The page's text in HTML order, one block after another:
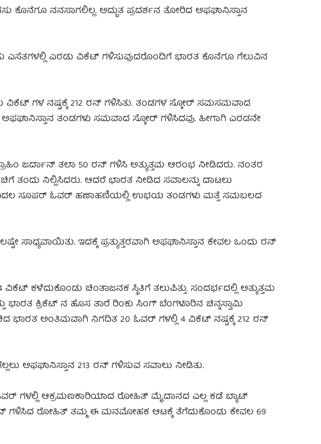
ಕೊನೆಗೂ ನನಸಾಗಲಿಲ್ಲ. ಅದ್ಭುತ ಪ್ರದರ್ಶನ ತೋರಿದ ಅಫಘಾನಿಸ್ತಾನ
ಎರಡು ವಿಕೆಟ್ ಗಳಿಸುವುದರೊಂದಿಗೆ ಭಾರತ ಕೊನೆಗೂ ಗೆಲುವಿನ
ವಿಕೆಟ್ ಗಳ ನಷ್ಟಕ್ಕೆ 212 ರನ್ ಗಳಿಸಿತು. ತಂಡಗಳ ಸ್ಕೋರ್ ಸಮಸಮವಾದ
ತಂಡಗಳು ಸಮವಾದ ಸ್ಕೋರ್ ಗಳಿಸಿದವು. ಹೀಗಾಗಿ ಎರಡನೇ
ಜರ್ದಾನ್ ತಲಾ 50 ರನ್ ಗಳಿಸಿ ಅತ್ಯುತ್ತಮ ಆರಂಭ ನೀಡಿದರು. ನಂತರ
ತಂದು ನಿಲ್ಲಿಸಿದರು. ಆದರೆ ಭಾರತ ನೀಡಿದ ಸವಾಲನ್ನು ದಾಟಲು
ಸೂಪರ್ ಓವರ್ ಹಣಾಹಣಿಯಲ್ಲಿ ಉಭಯ ತಂಡಗಳು ಮತ್ತೆ ಸಮಬಲದ
ಇದಕ್ಕೆ ಪ್ರತ್ಯುತ್ತರವಾಗಿ ಅಫಘಾನಿಸ್ತಾನ ಕೇವಲ ಒಂದು ರನ್
ಕಳೆದುಕೊಂಡು ಚಿಂತಾಜನಕ ಸ್ಥಿತಿಗೆ ತಲುಪಿತ್ತು.‌ ಸಂದರ್ಭದಲ್ಲಿ ಅತ್ಯುತ್ತಮ
ಕ್ರಿಕೆಟ್ ನ ಹೊಸ ತಾರೆ ರಿಂಕು ಸಿಂಗ್ ಬೆಂಗಳೂರಿನ ಚಿನ್ನಸ್ವಾಮಿ
ಭಾರತ ಅಂತಿಮವಾಗಿ ನಿಗದಿತ 20 ಓವರ್ ಗಳಲ್ಲಿ 4 ವಿಕೆಟ್ ನಷ್ಟಕ್ಕೆ 212 ರನ್
ಅಫಘಾನಿಸ್ತಾನ 213 ರನ್ ಗಳಿಸುವ ಸವಾಲು ನೀಡಿತು.
ಗಳಲ್ಲಿ ಆಕ್ರಮಣಕಾರಿಯಾದ ರೋಹಿತ್ ಮೈದಾನದ ಎಲ್ಲ ಕಡೆ ಬ್ಯಾಟ್
ರನ್ ಗಳಿಸಿದ ರೋಹಿತ್ ತಮ್ಮ ಈ ಮನಮೋಹಕ ಆಟಕ್ಕೆ ತೆಗೆದುಕೊಂಡು ಕೇವಲ 69